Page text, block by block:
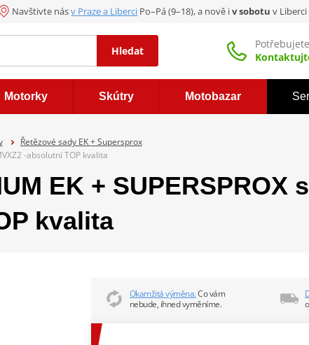
Navštivte násv Praze a Liberci Po–Pá (9–18), a nově iv sobotu v Liberci
Hledat
Motorky Skútry Motobazar
Řetězové sady EK + Supersprox
-absolutní TOP kvalita
EK + SUPERSPROX
kvalita
Okamžitá výměna.Co vám
nebude, ihned vyměníme.